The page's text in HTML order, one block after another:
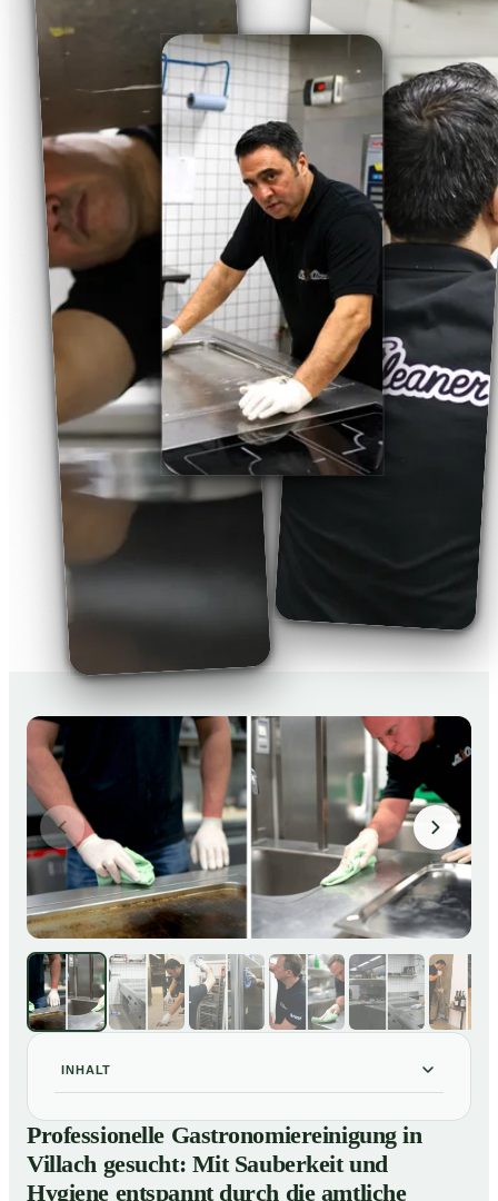
INHALT
01 Professionelle Gastronomiereinigung in Villach
gesucht: Mit Sauberkeit und Hygiene entspannt durch
die amtliche Kontrolle
Professionelle Gastronomiereinigung in
Villach gesucht: Mit Sauberkeit und
Hygiene entspannt durch die amtliche